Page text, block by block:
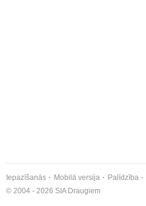
Iepazīšanās Mobilā versija Palīdzība
© 2004 - 2026 SIA Draugiem